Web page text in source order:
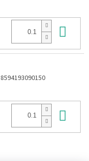
8594193090150